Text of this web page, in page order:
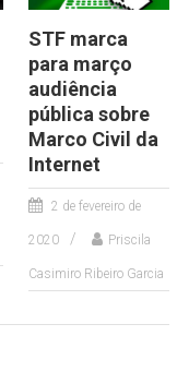
STF marca
para março
audiência
pública sobre
Marco Civil da
Internet
2 de fevereiro de
2020 Priscila
Casimiro Ribeiro Garcia